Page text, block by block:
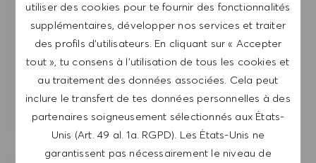
utiliser des cookies pour te fournir des fonctionnalités
supplémentaires, développer nos services et traiter
des profils d’utilisateurs. En cliquant sur « Accepter
tout », tu consens à l’utilisation de tous les cookies et
au traitement des données associées. Cela peut
inclure le transfert de tes données personnelles à des
partenaires soigneusement sélectionnés aux États-
Unis (Art. 49 al. 1a. RGPD). Les États-Unis ne
garantissent pas nécessairement le niveau de
Saisir l'adresse e-mail (obligatoire)
ENVOYER
GÉRER LES ALERTES